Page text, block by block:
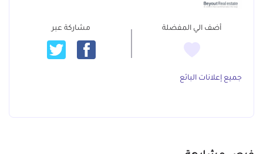
أضف الي المفضلة مشاركة عبر
جميع إعلانات البائع